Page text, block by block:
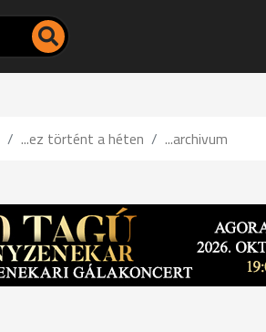
...ez történt a héten ...archivum